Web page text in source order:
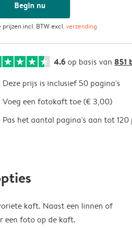
Begin nu
prijzen incl. BTW excl.verzending
4.6op basis van 851
Deze prijs is inclusief 50 pagina's
Voeg een fotokaft toe (€ 3,00)
Pas het aantal pagina's aan tot
kaft. Naast een linnen of
een foto op de kaft.